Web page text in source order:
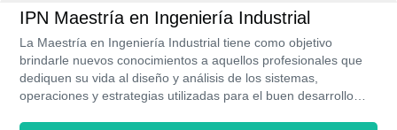
carrera, deberás inscribirte y aprobar los 8 semestres que la
componen en modalidad presencial.
IPN Maestría en Ingeniería Industrial
La Maestría en Ingeniería Industrial tiene como objetivo
brindarle nuevos conocimientos a aquellos profesionales que
dediquen su vida al diseño y análisis de los sistemas,
operaciones y estrategias utilizadas para el buen desarrollo